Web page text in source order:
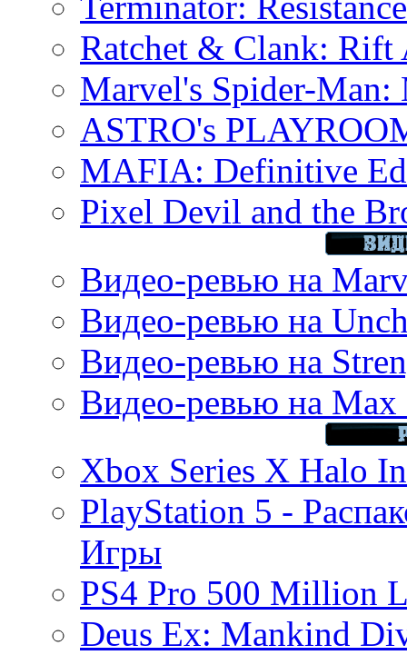
Ratchet & Clank: Rift
Marvel's Spider-Man:
ASTRO's
MAFIA: Definitive
Pixel Devil and the
Видео-ревью на
Видео-ревью на
Видео-ревью на
Видео-ревью на Max
Xbox Series X Halo
PlayStation 5 -
Игры
PS4 Pro 500 Million
Deus Ex: Mankind